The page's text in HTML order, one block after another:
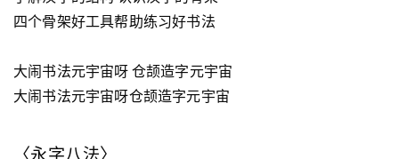
四个骨架好工具帮助练习好书法
大闹书法元宇宙呀 仓颉造字元宇宙
大闹书法元宇宙呀仓颉造字元宇宙
〈永字八法〉